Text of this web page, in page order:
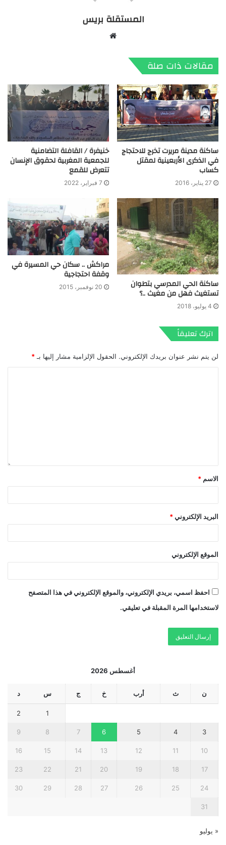
المستقلة بريس
مقالات ذات صلة
ساكنة مدينة مريرت تخرج للاحتجاج
في الذكرى الأربعينية لمقتل
كساب
27 يناير، 2016
خنيفرة / القافلة التضامنية
للجمعية المغربية لحقوق الإنسان
تتعرض للقمع
7 فبراير، 2022
ساكنة الحي المدرسي بتطوان
تستغيث فهل من مغيث ..؟
4 يوليو، 2018
مراكش .. سكان حي المسيرة في
وقفة احتجاجية
20 نوفمبر، 2015
اترك تعليقاً
لن يتم نشر عنوان بريدك الإلكتروني. الحقول الإلزامية مشار إليها بـ *
الاسم *
البريد الإلكتروني *
الموقع الإلكتروني
احفظ اسمي، بريدي الإلكتروني، والموقع الإلكتروني في هذا المتصفح
لاستخدامها المرة المقبلة في تعليقي.
أغسطس 2026
ن ث أرب خ ج س د
1
2
3
4
5
6
7
8
9
10
11
12
13
14
15
16
17
18
19
20
21
22
23
24
25
26
27
28
29
30
31
« يوليو